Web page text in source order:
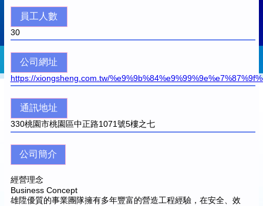
員工人數
30
公司網址
https://xiongsheng.com.tw/
通訊地址
330桃園市桃園區中正路1071號5樓之七
公司簡介
經營理念
Business Concept
雄陞優質的事業團隊擁有多年豐富的營造工程經驗，在安全、效